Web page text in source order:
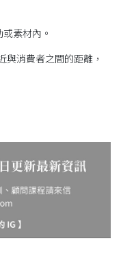
素材內。
消費者之間的距離，